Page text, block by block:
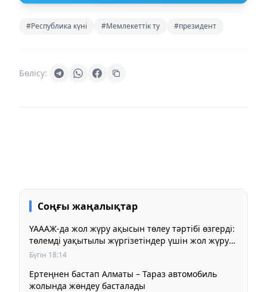
#Республика күні #Мемлекеттік ту #президент
Бөлісу:
Соңғы жаңалықтар
ҮАААЖ-да жол жүру ақысын төлеу тәртібі өзгерді:
төлемді уақытылы жүргізетіндер үшін жол жүру
құны бұрынғы деңгейде сақталады
Бүгін 18:14
Ертеңнен бастап Алматы – Тараз автомобиль
жолында жөндеу басталады